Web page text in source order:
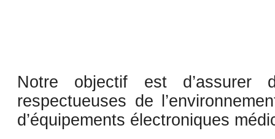
Notre objectif est d’assurer
respectueuses de
d’équipements électroniques